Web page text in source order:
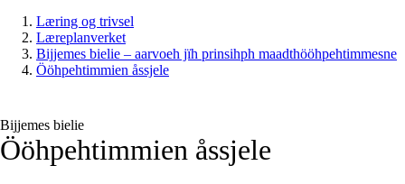
Læring og trivsel
Læreplanverket
Bijjemes bielie – aarvoeh jïh prinsihph maadthööhpehtimmesne
Ööhpehtimmien åssjele
Bijjemes bielie
Ööhpehtimmien åssjele